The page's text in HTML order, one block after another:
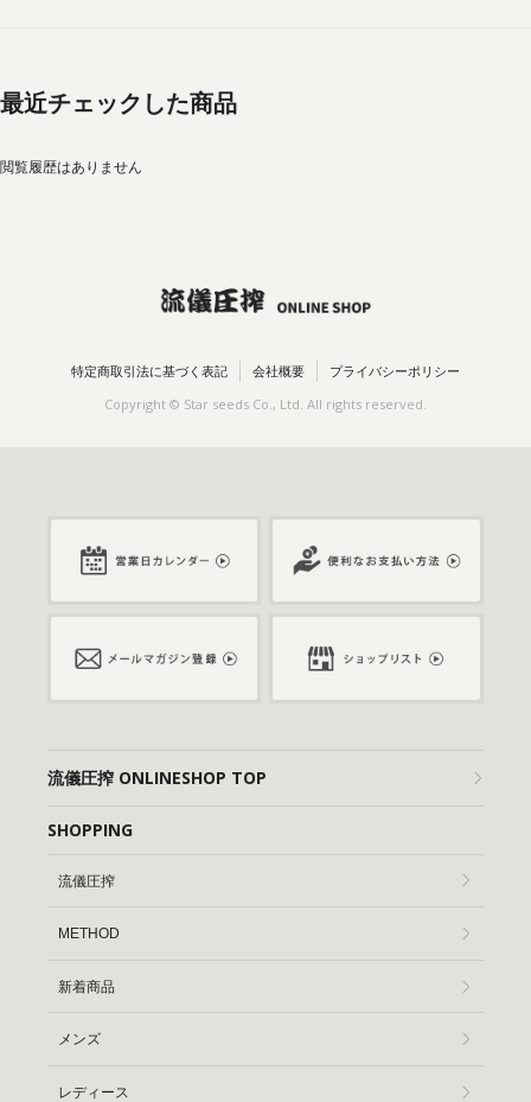
最近チェックした商品
閲覧履歴はありません
特定商取引法に基づく表記 会社概要 プライバシーポリシー
Copyright © Star seeds Co., Ltd. All rights reserved.
流儀圧搾 ONLINESHOP TOP
SHOPPING
流儀圧搾
METHOD
新着商品
メンズ
レディース